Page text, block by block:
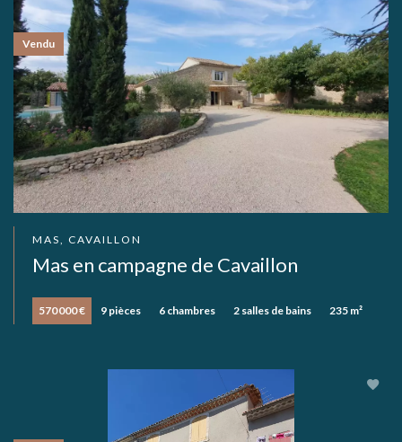
MAS, CAVAILLON
Mas en campagne de Cavaillon
570 000 € 9 pièces 6 chambres 2 salles de bains 235 m²
Vendu